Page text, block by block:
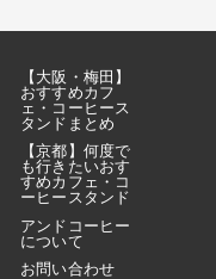
【大阪・梅田】
おすすめカフ
ェ・コーヒース
タンドまとめ
【京都】何度で
も行きたいおす
すめカフェ・コ
ーヒースタンド
アンドコーヒー
について
お問い合わせ